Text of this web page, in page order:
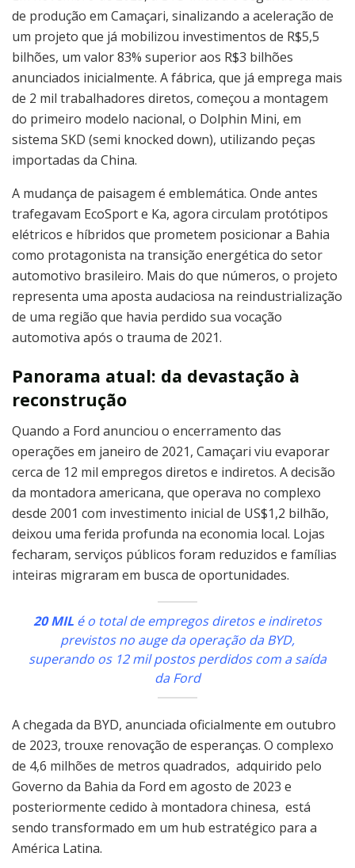
de produção em Camaçari, sinalizando a aceleração de
um projeto que já mobilizou investimentos de R$5,5
bilhões, um valor 83% superior aos R$3 bilhões
anunciados inicialmente. A fábrica, que já emprega mais
de 2 mil trabalhadores diretos, começou a montagem
do primeiro modelo nacional, o Dolphin Mini, em
sistema SKD (semi knocked down), utilizando peças
importadas da China.
A mudança de paisagem é emblemática. Onde antes
trafegavam EcoSport e Ka, agora circulam protótipos
elétricos e híbridos que prometem posicionar a Bahia
como protagonista na transição energética do setor
automotivo brasileiro. Mais do que números, o projeto
representa uma aposta audaciosa na reindustrialização
de uma região que havia perdido sua vocação
automotiva após o trauma de 2021.
Panorama atual: da devastação à
reconstrução
Quando a Ford anunciou o encerramento das
operações em janeiro de 2021, Camaçari viu evaporar
cerca de 12 mil empregos diretos e indiretos. A decisão
da montadora americana, que operava no complexo
desde 2001 com investimento inicial de US$1,2 bilhão,
deixou uma ferida profunda na economia local. Lojas
fecharam, serviços públicos foram reduzidos e famílias
inteiras migraram em busca de oportunidades.
20 MIL é o total de empregos diretos e indiretos
previstos no auge da operação da BYD,
superando os 12 mil postos perdidos com a saída
da Ford
A chegada da BYD, anunciada oficialmente em outubro
de 2023, trouxe renovação de esperanças. O complexo
de 4,6 milhões de metros quadrados, adquirido pelo
Governo da Bahia da Ford em agosto de 2023 e
posteriormente cedido à montadora chinesa, está
sendo transformado em um hub estratégico para a
América Latina.